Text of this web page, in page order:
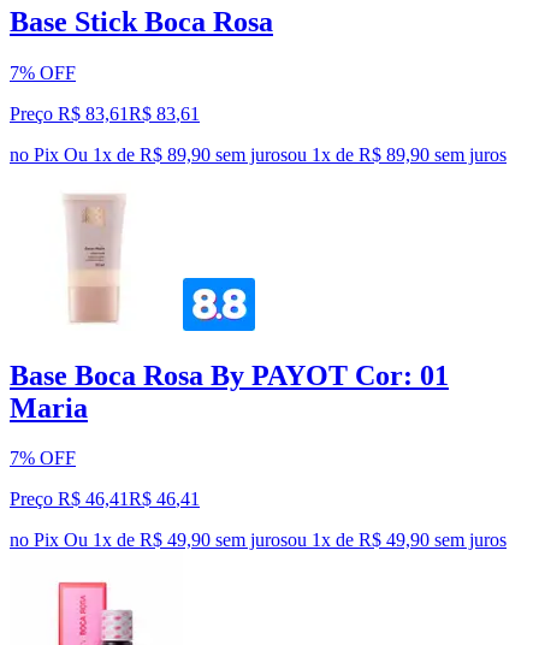
Base Stick Boca Rosa
7% OFF
Preço R$ 83,61R$ 83,61
no Pix Ou 1x de R$ 89,90 sem jurosou 1x de R$ 89,90 sem juros
Base Boca Rosa By PAYOT Cor: 01
Maria
7% OFF
Preço R$ 46,41R$ 46,41
no Pix Ou 1x de R$ 49,90 sem jurosou 1x de R$ 49,90 sem juros